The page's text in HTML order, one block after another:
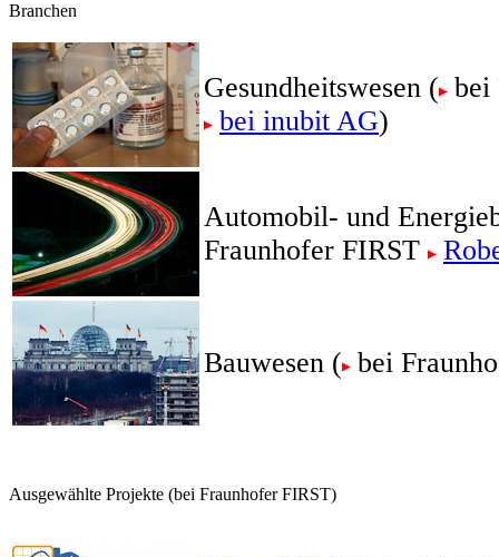
Branchen
Gesundheitswesen ( bei
bei inubit AG)
Automobil- und
Fraunhofer FIRST
Bauwesen ( bei
Ausgewählte Projekte (bei Fraunhofer FIRST)